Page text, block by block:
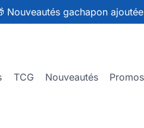
Nouveautés gachapon
TCG Nouveautés Promos